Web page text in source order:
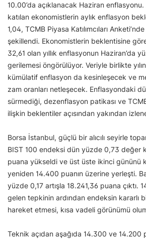
10.00’da açıklanacak Haziran
katılan ekonomistlerin aylık enflasyon
1,04, TCMB Piyasa Katılımcıları
şekillendi. Ekonomistlerin beklentisine
32,61 olan yıllık enflasyonun Haziran’da
gerilemesi öngörülüyor. Veriyle birlikte
kümülatif enflasyon da kesinleşecek ve
zam oranları netleşecek. Enflasyondaki
sürmediği, dezenflasyon patikası ve
ilişkin beklentiler açısından yakından
Borsa İstanbul, güçlü bir alıcılı seyirle
BIST 100 endeksi dün yüzde 0,73 değer
puana yükseldi ve üst üste ikinci gününü
yeniden 14.400 puanın üzerine yerleşti.
yüzde 0,17 artışla 18.241,36 puana çıktı.
gelen tepkinin ardından endeksin kararlı
hareket etmesi, kısa vadeli görünümü
Teknik açıdan aşağıda 14.300 ve 14.200